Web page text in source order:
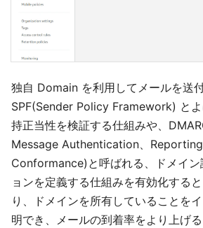
独自 Domain を利用してメールを送付
SPF(Sender Policy Framework) と
持正当性を検証する仕組みや、
Message Authentication、
Conformance)と呼ばれる、ドメイン
ョンを定義する仕組みを有効化する
り、ドメインを所有していることを
明でき、メールの到着率をより上げる